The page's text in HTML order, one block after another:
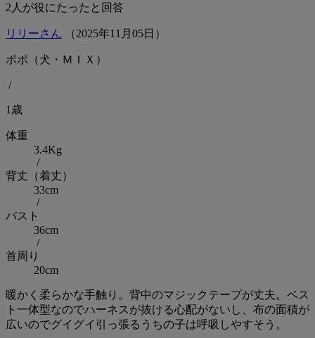
2 人が役にたったと回答
リリーさん （2025年11 月 05日）
ポポ（犬・ＭＩＸ）
/
1歳
体重
3.4Kg
/
背丈（着丈）
33cm
/
バスト
36cm
/
首周り
20cm
暖かく柔らかな手触り。背中のマジックテープが丈夫。ベス
ト一体型なのでハーネスが抜ける心配がないし、布の面積が
広いのでグイグイ引っ張るうちの子は呼吸しやすそう。